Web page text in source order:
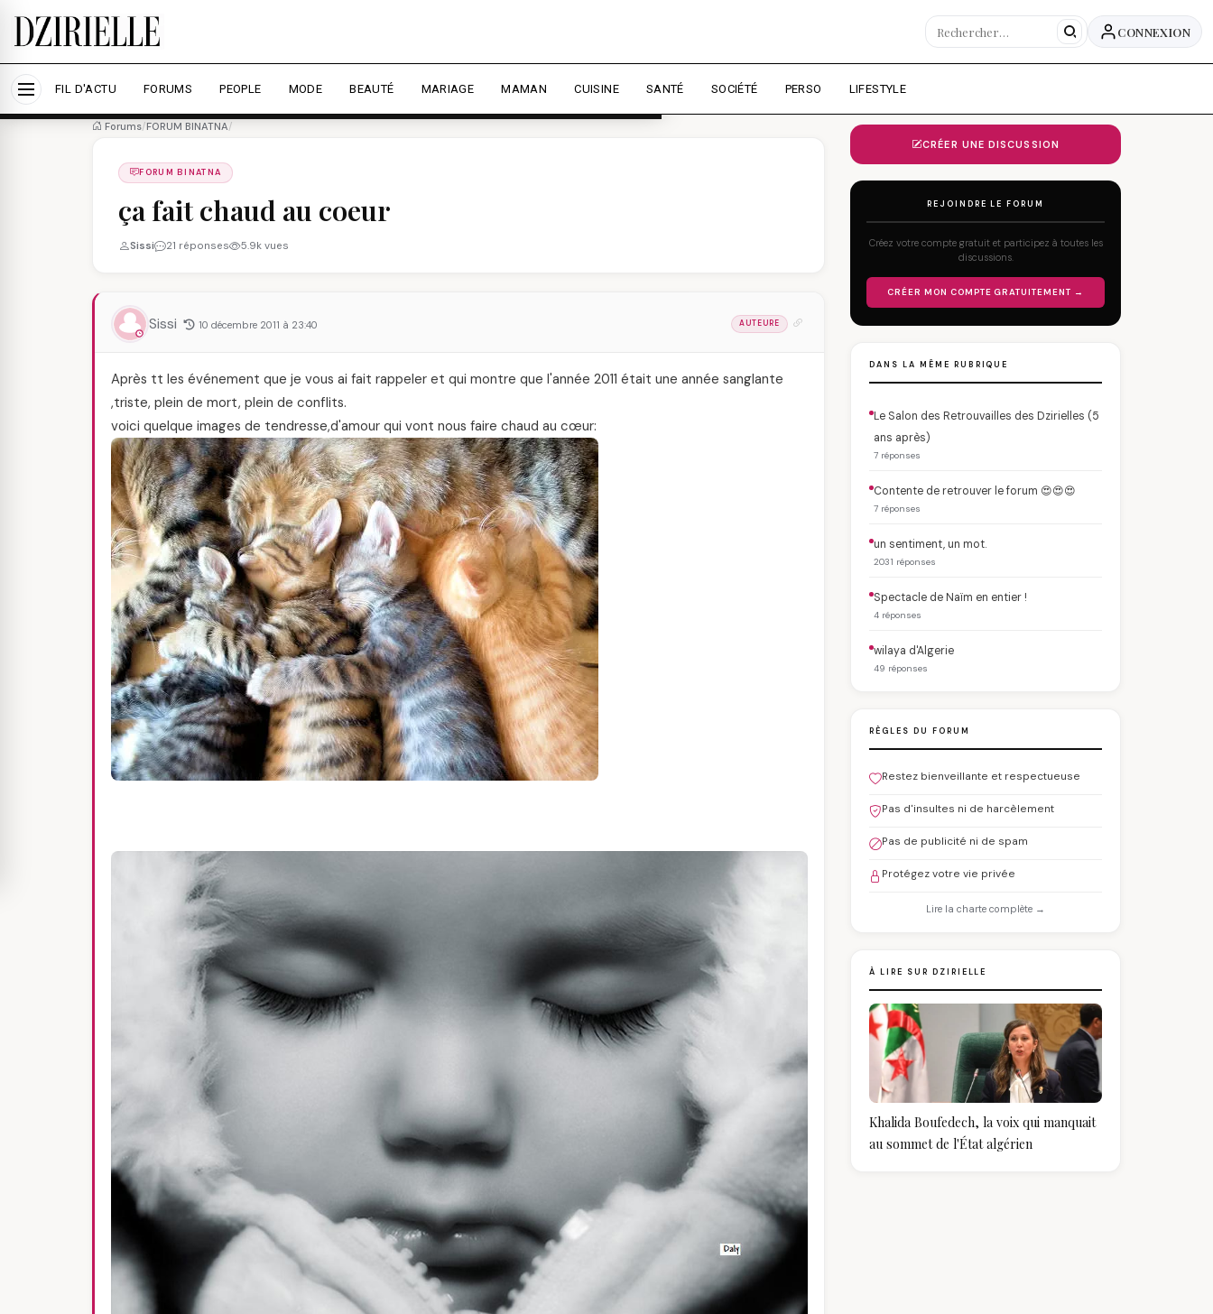
Nous utilisons des cookies pour améliorer votre expérience et mesurer l'audience.
Accepter tout Personnaliser
CONNEXION
FIL D'ACTU FORUMS PEOPLE MODE BEAUTÉ MARIAGE MAMAN CUISINE SANTÉ SOCIÉTÉ PERSO LIFESTYLE
Forums/FORUM BINATNA/
FORUM BINATNA
ça fait chaud au coeur
Sissi 21 réponses 5.9k vues
Sissi 10 décembre 2011 à 23:40 AUTEURE
Après tt les événement que je vous ai fait rappeler et qui montre que l'année 2011 était une année sanglante
,triste, plein de mort, plein de conflits.
voici quelque images de tendresse,d'amour qui vont nous faire chaud au cœur:
CRÉER UNE DISCUSSION
REJOINDRE LE FORUM
Créez votre compte gratuit et participez à toutes les
discussions.
CRÉER MON COMPTE GRATUITEMENT →
DANS LA MÊME RUBRIQUE
Le Salon des Retrouvailles des Dzirielles (5
ans après)
7 réponses
Contente de retrouver le forum 😍😍😍
7 réponses
un sentiment, un mot.
2031 réponses
Spectacle de Naïm en entier !
4 réponses
wilaya d'Algerie
49 réponses
RÈGLES DU FORUM
Restez bienveillante et respectueuse
Pas d'insultes ni de harcèlement
Pas de publicité ni de spam
Protégez votre vie privée
Lire la charte complète →
À LIRE SUR DZIRIELLE
Khalida Boufedech, la voix qui manquait
au sommet de l'État algérien